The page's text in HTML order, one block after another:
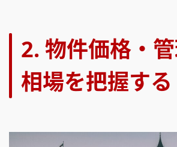
2. 物件価格・
相場を把握する